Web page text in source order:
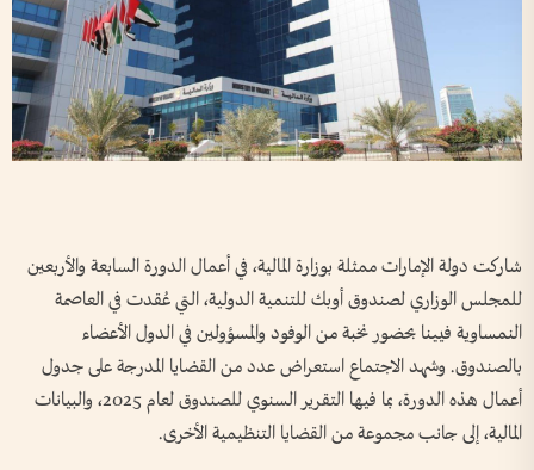
شاركت دولة الإمارات ممثلة بوزارة المالية، في أعمال الدورة السابعة والأربعين
للمجلس الوزاري لصندوق أوبك للتنمية الدولية، التي عُقدت في العاصمة
النمساوية فيينا بحضور نخبة من الوفود والمسؤولين في الدول الأعضاء
بالصندوق. وشهد الاجتماع استعراض عدد من القضايا المدرجة على جدول
أعمال هذه الدورة، بما فيها التقرير السنوي للصندوق لعام 2025، والبيانات
المالية، إلى جانب مجموعة من القضايا التنظيمية الأخرى.